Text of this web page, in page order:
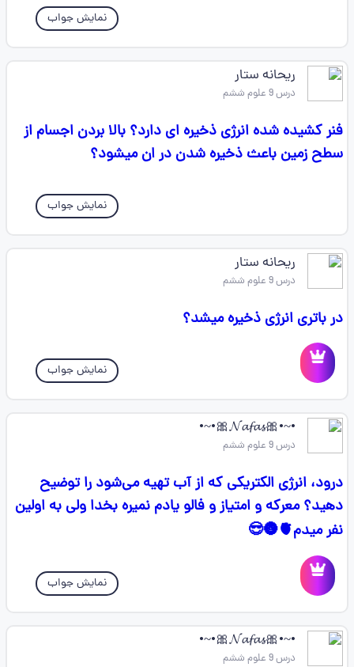
نمایش جواب
ریحانه ستار
درس 9 علوم ششم
فنر کشیده شده انرژی ذخیره ای دارد؟ بالا بردن اجسام از
سطح زمین باعث ذخیره شدن در ان میشود؟
نمایش جواب
ریحانه ستار
درس 9 علوم ششم
در باتری انرژی ذخیره میشد؟
نمایش جواب
•~•🎀𝓝𝓪𝓯𝓪𝓼🎀•~•
درس 9 علوم ششم
درود، انرژی الکتریکی که از آب تهیه می‌شود را توضیح
دهید؟ معرکه و امتیاز و فالو یادم نمیره بخدا ولی به اولین
نفر میدم🫀🌚😎
نمایش جواب
•~•🎀𝓝𝓪𝓯𝓪𝓼🎀•~•
درس 9 علوم ششم